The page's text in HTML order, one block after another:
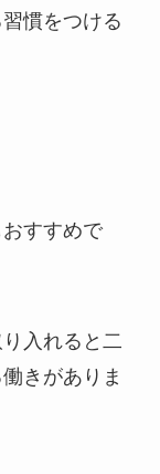
慣をつける
すすめで
入れると二
きがありま